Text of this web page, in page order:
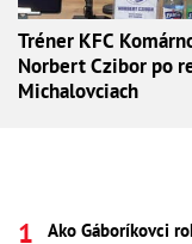
Tréner KFC
Norbert Czibor po
Michalovciach
Ako Gáboríkovci